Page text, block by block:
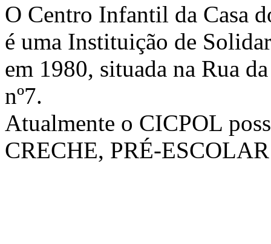
O Centro Infantil da Casa
é uma Instituição de
em 1980, situada na Rua
nº7.
Atualmente o CICPOL
CRECHE, PRÉ-